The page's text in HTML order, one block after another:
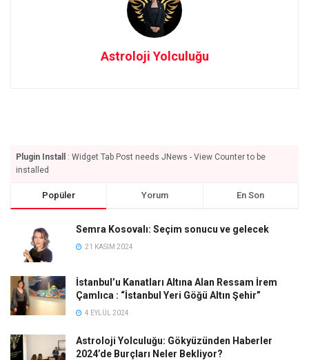
Astroloji Yolculuğu
Plugin Install
: Widget Tab Post needs JNews - View Counter to be
installed
Popüler Yorum En Son
Semra Kosovalı: Seçim sonucu ve gelecek
21 KASIM 2024
İstanbul’u Kanatları Altına Alan Ressam İrem
Çamlıca : “İstanbul Yeri Göğü Altın Şehir”
4 EYLÜL 2024
Astroloji Yolculuğu: Gökyüzünden Haberler
2024’de Burçları Neler Bekliyor?